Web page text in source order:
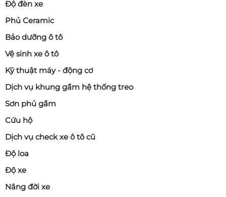
Độ đèn xe
Phủ Ceramic
Bảo dưỡng ô tô
Vệ sinh xe ô tô
Kỹ thuật máy - động cơ
Dịch vụ khung gầm hệ thống treo
Sơn phủ gầm
Cứu hộ
Dịch vụ check xe ô tô cũ
Độ loa
Độ xe
Nâng đời xe